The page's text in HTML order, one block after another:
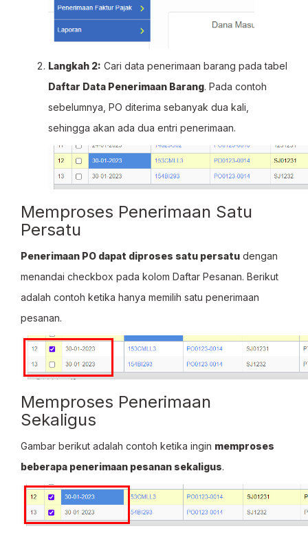
Langkah 2: Cari data penerimaan barang pada tabel
Daftar Data Penerimaan Barang. Pada contoh
sebelumnya, PO diterima sebanyak dua kali,
sehingga akan ada dua entri penerimaan.
Memproses Penerimaan Satu
Persatu
Penerimaan PO dapat diproses satu persatu dengan
menandai checkbox pada kolom Daftar Pesanan. Berikut
adalah contoh ketika hanya memilih satu penerimaan
pesanan.
Memproses Penerimaan
Sekaligus
Gambar berikut adalah contoh ketika ingin memproses
beberapa penerimaan pesanan sekaligus.